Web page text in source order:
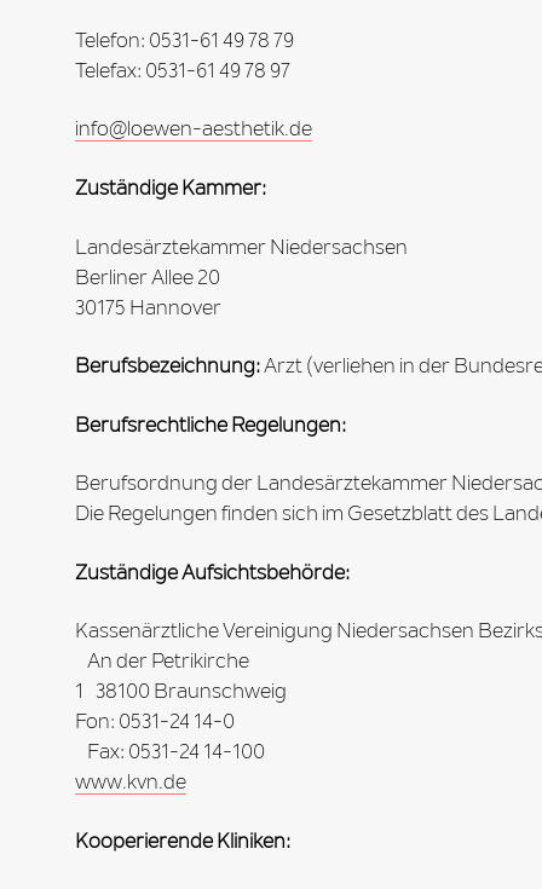
Telefon: 0531-61 49 78 79
Telefax: 0531-61 49 78 97
info@loewen-aesthetik.de
Zuständige Kammer:
Landesärztekammer Niedersachsen
Berliner Allee 20
30175 Hannover
Berufsbezeichnung:Arzt (verliehen in der
Berufsrechtliche Regelungen:
Berufsordnung der Landesärztekammer
Die Regelungen finden sich im Gesetzblatt des
Zuständige Aufsichtsbehörde:
Kassenärztliche Vereinigung Niedersachsen
An der Petrikirche
1 38100 Braunschweig
Fon: 0531-24 14-0
Fax: 0531-24 14-100
www.kvn.de
Kooperierende Kliniken: